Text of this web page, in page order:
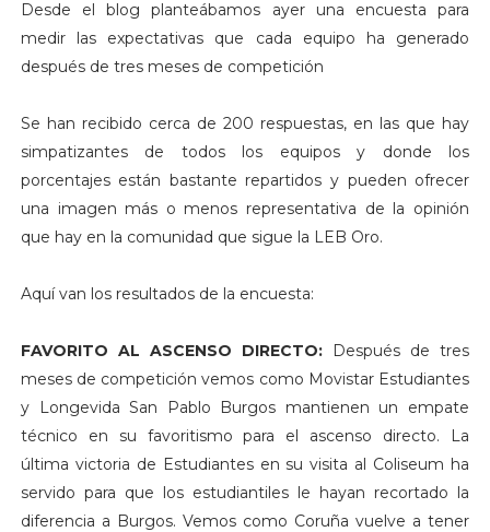
Desde el blog planteábamos ayer una encuesta para
medir las expectativas que cada equipo ha generado
después de tres meses de competición
Se han recibido cerca de 200 respuestas, en las que hay
simpatizantes de todos los equipos y donde los
porcentajes están bastante repartidos y pueden ofrecer
una imagen más o menos representativa de la opinión
que hay en la comunidad que sigue la LEB Oro.
Aquí van los resultados de la encuesta:
FAVORITO AL ASCENSO DIRECTO: Después de tres
meses de competición vemos como Movistar Estudiantes
y Longevida San Pablo Burgos mantienen un empate
técnico en su favoritismo para el ascenso directo. La
última victoria de Estudiantes en su visita al Coliseum ha
servido para que los estudiantiles le hayan recortado la
diferencia a Burgos. Vemos como Coruña vuelve a tener